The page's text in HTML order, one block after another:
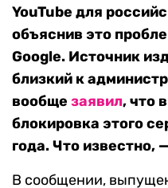
YouTube для
объяснив это
Google. Источник
близкий к
вообще заявил, что
блокировка этого
года. Что известно,
В сообщении,